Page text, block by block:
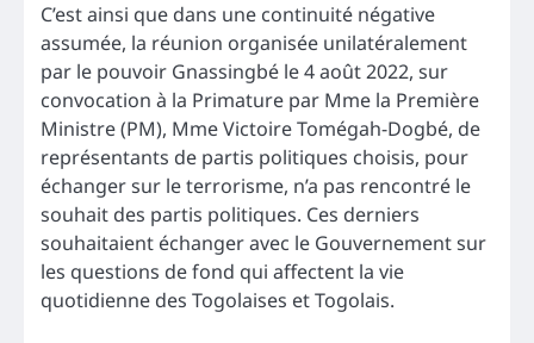
C’est ainsi que dans une continuité négative
assumée, la réunion organisée unilatéralement
par le pouvoir Gnassingbé le 4 août 2022, sur
convocation à la Primature par Mme la Première
Ministre (PM), Mme Victoire Tomégah-Dogbé, de
représentants de partis politiques choisis, pour
échanger sur le terrorisme, n’a pas rencontré le
souhait des partis politiques. Ces derniers
souhaitaient échanger avec le Gouvernement sur
les questions de fond qui affectent la vie
quotidienne des Togolaises et Togolais.